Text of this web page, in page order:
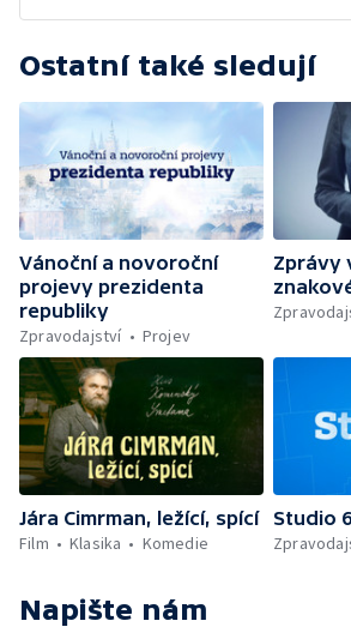
Ostatní také sledují
Vánoční a novoroční
projevy prezidenta
republiky
Zpravodajství
Projev
Zprávy
Jára Cimrman, ležící, spící
Film
Klasika Komedie
Studio 6
Napište nám